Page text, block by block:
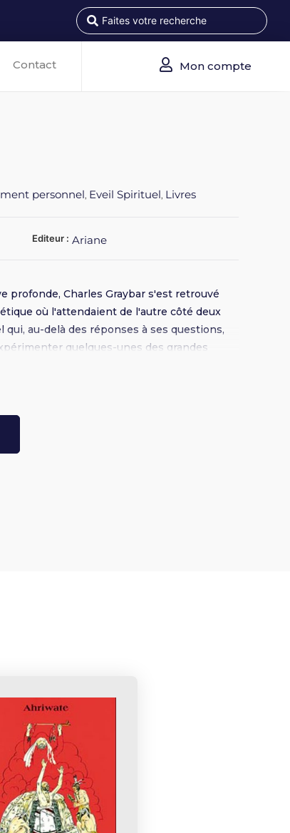
Contact Mon compte
personnel, Eveil Spirituel, Livres
Editeur : Ariane
profonde, Charles Graybar s'est retrouvé
où l'attendaient de l'autre côté deux
au-delà des réponses à ses questions,
quelques-unes des grandes
x 23 - 338 pages